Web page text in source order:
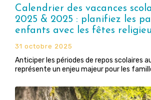
Calendrier des vacances
2025 & 2025 : planifiez les
enfants avec les fêtes
31 octobre 2025
Anticiper les périodes de repos scolaires
représente un enjeu majeur pour les